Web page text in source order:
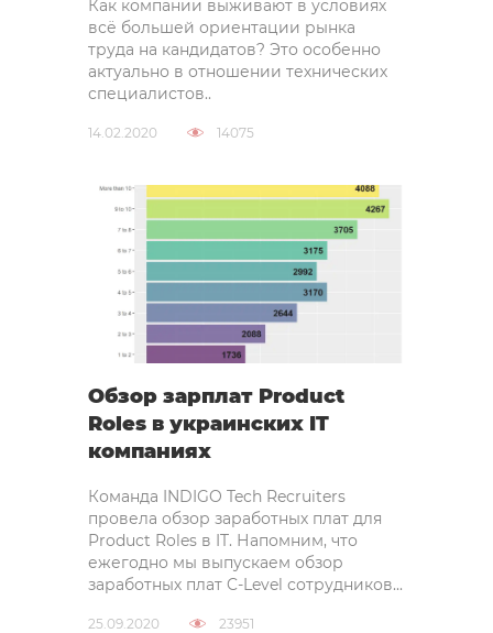
Как компании выживают в условиях
всё большей ориентации рынка
труда на кандидатов? Это особенно
актуально в отношении технических
специалистов..
14.02.2020 14075
Обзор зарплат Product
Roles в украинских IT
компаниях
Команда INDIGO Tech Recruiters
провела обзор заработных плат для
Product Roles в IT. Напомним, что
ежегодно мы выпускаем обзор
заработных плат C-Level сотрудников...
25.09.2020 23951